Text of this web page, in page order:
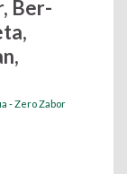
Ber-
- Zero Zabor